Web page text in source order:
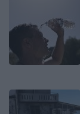
Image